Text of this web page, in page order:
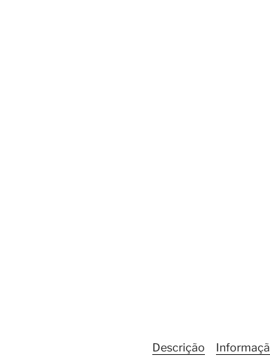
Descrição